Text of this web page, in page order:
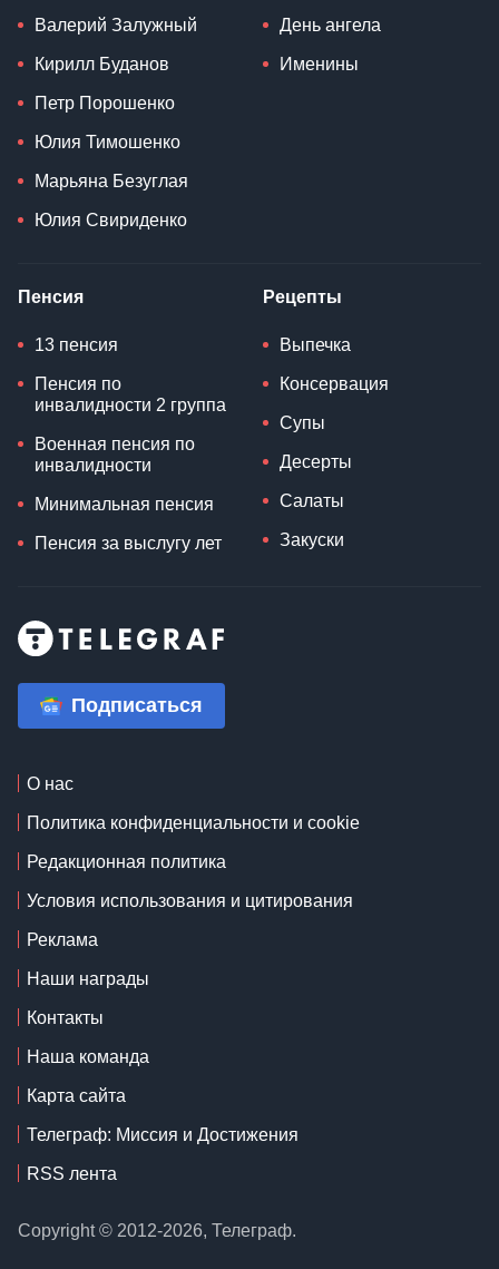
Валерий Залужный
Кирилл Буданов
Петр Порошенко
Юлия Тимошенко
Марьяна Безуглая
Юлия Свириденко
День ангела
Именины
Пенсия
13 пенсия
Пенсия по
инвалидности 2 группа
Военная пенсия по
инвалидности
Минимальная пенсия
Пенсия за выслугу лет
Рецепты
Выпечка
Консервация
Супы
Десерты
Салаты
Закуски
Подписаться
О нас
Политика конфиденциальности и cookie
Редакционная политика
Условия использования и цитирования
Реклама
Наши награды
Контакты
Наша команда
Карта сайта
Телеграф: Миссия и Достижения
RSS лента
Copyright © 2012-2026, Телеграф.